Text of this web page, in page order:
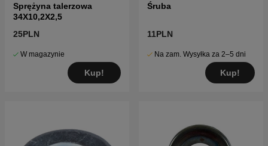
Sprężyna talerzowa
34X10,2X2,5
25PLN
W magazynie
Kup!
Śruba
11PLN
Na zam. Wysyłka za 2–5 dni
Kup!